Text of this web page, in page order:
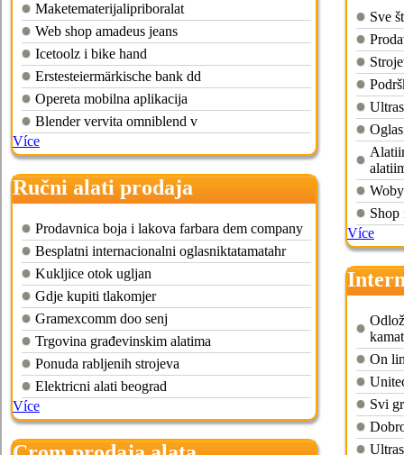
Maketematerijalipriboralat
Web shop amadeus jeans
Icetoolz i bike hand
Erstesteiermärkische bank dd
Opereta mobilna aplikacija
Blender vervita omniblend v
Více
Ručni alati prodaja
Prodavnica boja i lakova farbara dem company
Besplatni internacionalni oglasniktatamatahr
Kukljice otok ugljan
Gdje kupiti tlakomjer
Gramexcomm doo senj
Trgovina građevinskim alatima
Ponuda rabljenih strojeva
Elektricni alati beograd
Více
Sve
Shop
Více
On
Svi